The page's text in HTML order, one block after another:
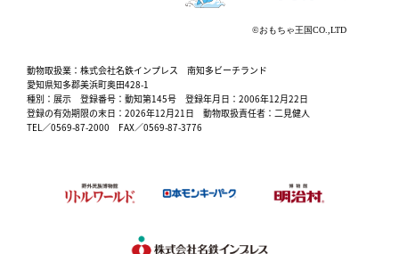
動物取扱業：株式会社名鉄インプレス 南知多ビーチランド
愛知県知多郡美浜町奥田428-1
種別：展示 登録番号：動知第145号 登録年月日：2006年12月22日
登録の有効期限の末日：2026年12月21日 動物取扱責任者：二見健人
TEL／0569-87-2000 FAX／0569-87-3776